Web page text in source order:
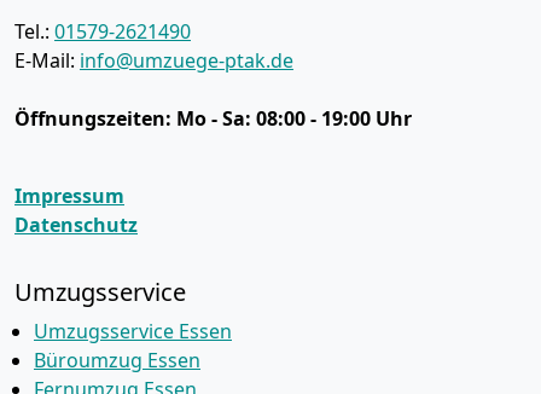
Tel.: 01579-2621490
E-Mail: info@umzuege-ptak.de
Öffnungszeiten: Mo - Sa: 08:00 - 19:00 Uhr
Impressum
Datenschutz
Umzugsservice
Umzugsservice Essen
Büroumzug Essen